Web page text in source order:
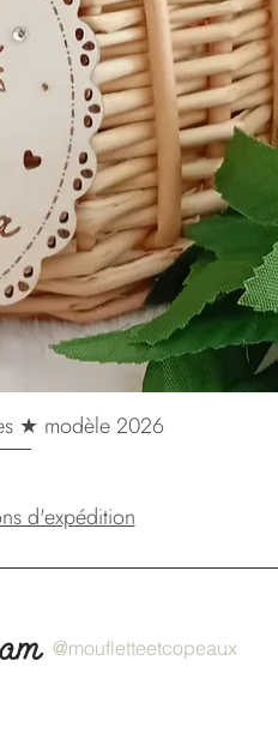
★ modèle 2026
d'expédition
@moufletteetcopeaux